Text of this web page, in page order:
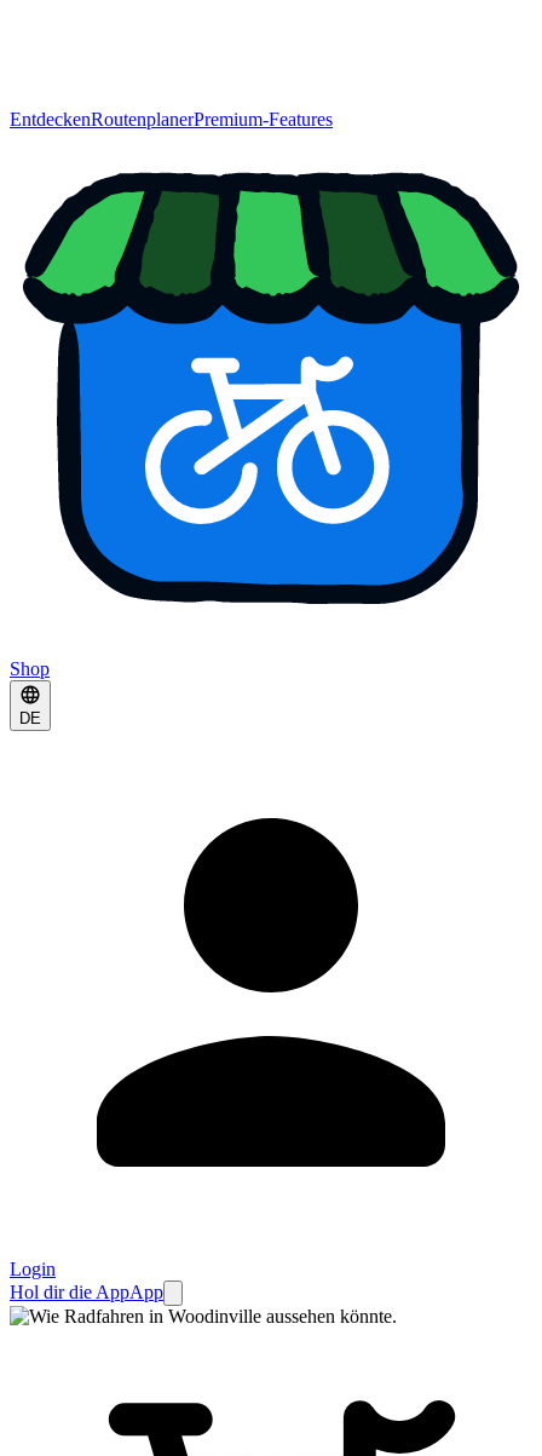
EntdeckenRoutenplanerPremium-Features
Shop
DE
Login
Hol dir die AppApp